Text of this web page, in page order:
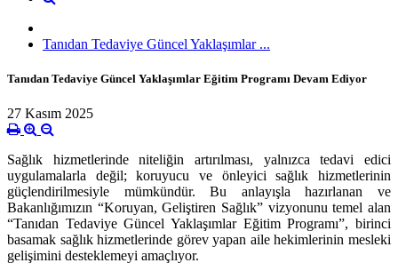
Tanıdan Tedaviye Güncel Yaklaşımlar ...
Tanıdan Tedaviye Güncel Yaklaşımlar Eğitim Programı Devam Ediyor
27 Kasım 2025
Sağlık hizmetlerinde niteliğin artırılması, yalnızca tedavi edici
uygulamalarla değil; koruyucu ve önleyici sağlık hizmetlerinin
güçlendirilmesiyle mümkündür. Bu anlayışla hazırlanan ve
Bakanlığımızın “Koruyan, Geliştiren Sağlık” vizyonunu temel alan
“Tanıdan Tedaviye Güncel Yaklaşımlar Eğitim Programı”, birinci
basamak sağlık hizmetlerinde görev yapan aile hekimlerinin mesleki
gelişimini desteklemeyi amaçlıyor.